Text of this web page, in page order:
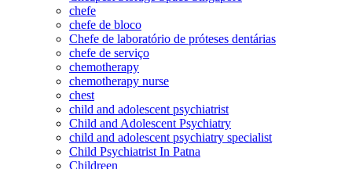
chefe
chefe de bloco
Chefe de laboratório de próteses dentárias
chefe de serviço
chemotherapy
chemotherapy nurse
chest
child and adolescent psychiatrist
Child and Adolescent Psychiatry
child and adolescent psychiatry specialist
Child Psychiatrist In Patna
Childreen